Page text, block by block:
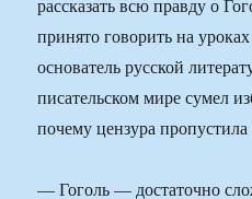
рассказать всю правду о
принято говорить на
основатель русской
писательском мире сумел
почему цензура пропустила
— Гоголь — достаточно